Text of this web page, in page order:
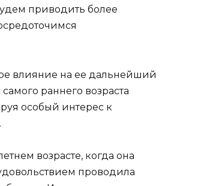
приводить более
влияние на ее дальнейший
раннего возраста
особый интерес к
возрасте, когда она
проводила